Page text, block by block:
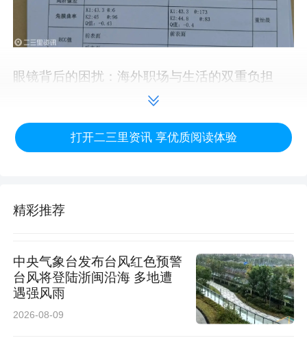
眼镜背后的困扰：海外职场与生活的双重负担
恼。“新加坡的夏季湿热难耐，框架眼镜一戴就是
象，她常常交替佩戴隐形眼镜，久而久之导致眼
重要会议，眼睛干涩到眨眼都疼，只能咬牙坚持
完成汇报。”
打开二三里资讯 享优质阅读体验
精彩推荐
中央气象台发布台风红色预警
台风将登陆浙闽沿海 多地遭
遇强风雨
2026-08-09